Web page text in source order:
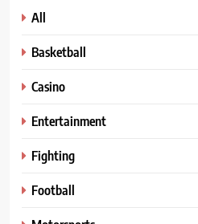
All
Basketball
Casino
Entertainment
Fighting
Football